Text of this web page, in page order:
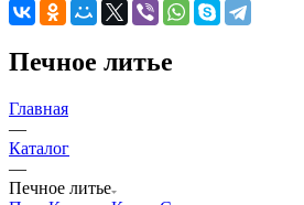
Печное литье
Главная
—
Каталог
—
Печное литье